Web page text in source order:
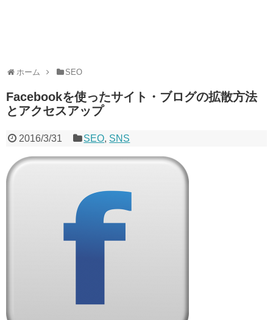
ホーム SEO
Facebookを使ったサイト・ブログの拡散方法
とアクセスアップ
2016/3/31 SEO, SNS